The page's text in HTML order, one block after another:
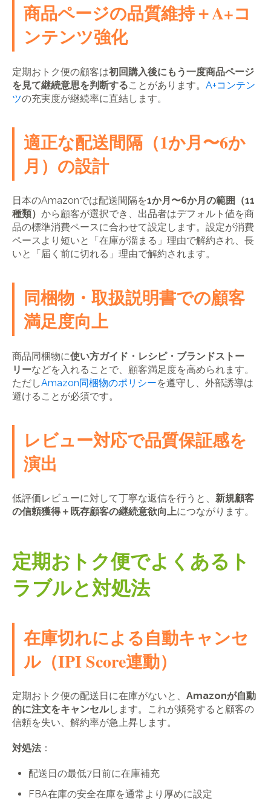
商品ページの品質維持＋A+コ
ンテンツ強化
定期おトク便の顧客は初回購入後にもう一度商品ページ
を見て継続意思を判断することがあります。 A+コンテン
ツの充実度が継続率に直結します。
適正な配送間隔（1か月〜6か
月）の設計
日本のAmazonでは配送間隔を1か月〜6か月の範囲（11
種類） から顧客が選択でき、出品者はデフォルト値を商
品の標準消費ペースに合わせて設定します。設定が消費
ペースより短いと「在庫が溜まる」理由で解約され、長
いと「届く前に切れる」理由で解約されます。
同梱物・取扱説明書での顧客
満足度向上
商品同梱物に使い方ガイド・レシピ・ブランドストー
リーなどを入れることで、顧客満足度を高められます。
ただしAmazon同梱物のポリシーを遵守し、外部誘導は
避けることが必須です。
レビュー対応で品質保証感を
演出
低評価レビューに対して丁寧な返信を行うと、 新規顧客
の信頼獲得＋既存顧客の継続意欲向上につながります。
定期おトク便でよくあるト
ラブルと対処法
在庫切れによる自動キャンセ
ル（IPI Score連動）
定期おトク便の配送日に在庫がないと、 Amazonが自動
的に注文をキャンセルします。これが頻発すると顧客の
信頼を失い、解約率が急上昇します。
対処法 ：
配送日の最低7日前に在庫補充
FBA在庫の安全在庫を通常より厚めに設定